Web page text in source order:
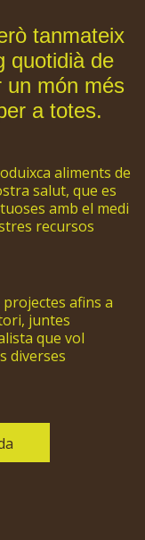
tanmateix
quotidià de
un món més
a totes.
aliments de
salut, que es
amb el medi
recursos
afins a
juntes
que vol
diverses